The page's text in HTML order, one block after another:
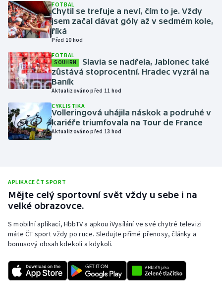
Krasobruslení
Lezení
Lyže a snowboard
Moderní pětiboj
Motorsport
Olympijské hry
Plavání
Plážový volejbal
Ragby
Rychlostní kanoistika
FOTBAL
Chytil se trefuje a neví, čím to je. Vždy
jsem začal dávat góly až v sedmém kole,
říká
Před 10 hod
FOTBAL
SOUHRN
Slavia se nadřela, Jablonec také
zůstává stoprocentní. Hradec vyzrál na
Baník
Aktualizováno před 11 hod
CYKLISTIKA
Volleringová uhájila náskok a podruhé v
kariéře triumfovala na Tour de France
Aktualizováno před 13 hod
APLIKACE ČT SPORT
Mějte celý sportovní svět vždy u sebe i na
velké obrazovce.
S mobilní aplikací, HbbTV a apkou iVysílání ve své chytré televizi
máte ČT sport vždy po ruce. Sledujte přímé přenosy, články a
bonusový obsah kdekoli a kdykoli.